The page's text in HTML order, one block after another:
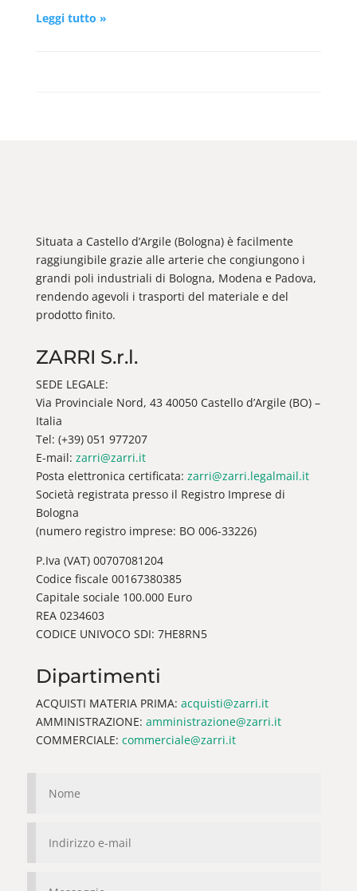
Leggi tutto »
Situata a Castello d’Argile (Bologna) è facilmente
raggiungibile grazie alle arterie che congiungono i
grandi poli industriali di Bologna, Modena e Padova,
rendendo agevoli i trasporti del materiale e del
prodotto finito.
ZARRI S.r.l.
SEDE LEGALE:
Via Provinciale Nord, 43 40050 Castello d’Argile (BO) –
Italia
Tel: (+39) 051 977207
E-mail: zarri@zarri.it
Posta elettronica certificata: zarri@zarri.legalmail.it
Società registrata presso il Registro Imprese di
Bologna
(numero registro imprese: BO 006-33226)
P.Iva (VAT) 00707081204
Codice fiscale 00167380385
Capitale sociale 100.000 Euro
REA 0234603
CODICE UNIVOCO SDI: 7HE8RN5
Dipartimenti
ACQUISTI MATERIA PRIMA: acquisti@zarri.it
AMMINISTRAZIONE: amministrazione@zarri.it
COMMERCIALE: commerciale@zarri.it